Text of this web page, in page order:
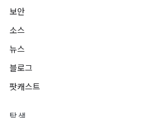
보안
소스
뉴스
블로그
팟캐스트